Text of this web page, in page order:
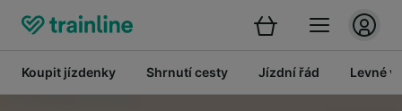
Koupit jízdenky Shrnutí cesty Jízdní řád Levné